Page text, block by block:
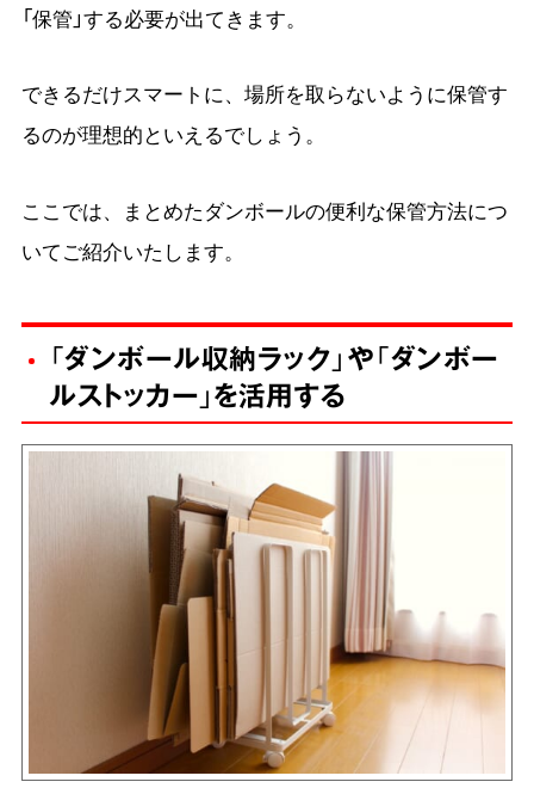
「保管」する必要が出てきます。
できるだけスマートに、場所を取らないように保管す
るのが理想的といえるでしょう。
ここでは、まとめたダンボールの便利な保管方法につ
いてご紹介いたします。
「ダンボール収納ラック」や「ダンボー
ルストッカー」を活用する